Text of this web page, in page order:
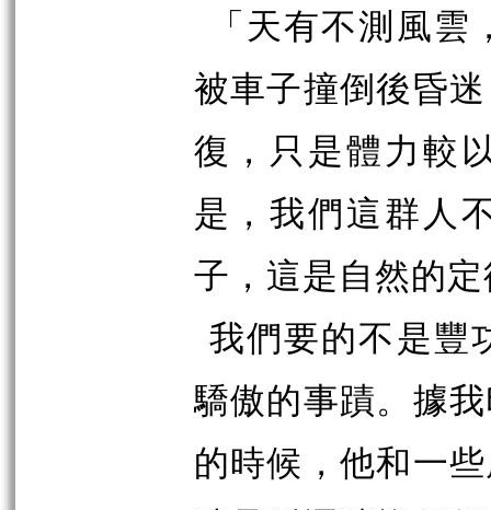
「天有不測風
被車子撞倒後昏
復，只是體力較
是，我們這群人
子，這是自然的
我們要的不是豐
驕傲的事蹟。據
的時候，他和一